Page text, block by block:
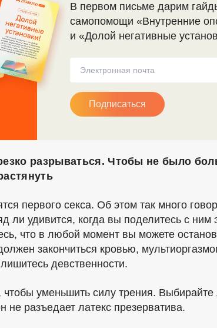
В первом письме дарим
самопомощи «Внутренние
и «Долой негативные
Подписаться
разрываться. Чтобы не было
первого секса. Об этом так много
ли удивится, когда вы поделитесь с ним
что в любой момент вы можете
закончиться кровью,
девственности.
чтобы уменьшить силу трения. Выбирайте
не разъедает латекс презерватива.